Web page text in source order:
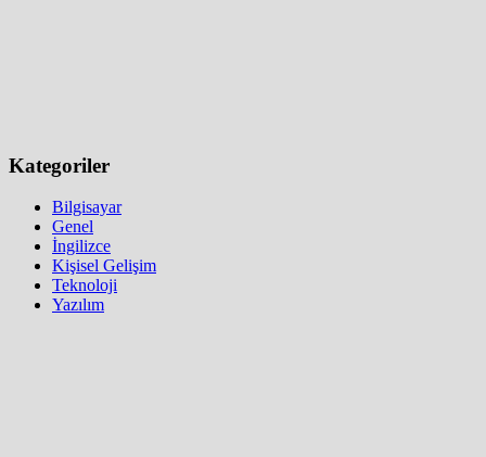
Kategoriler
Bilgisayar
Genel
İngilizce
Kişisel Gelişim
Teknoloji
Yazılım